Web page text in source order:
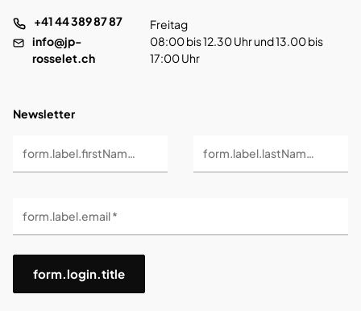
+41 44 389 87 87
info@jp-
rosselet.ch
Freitag
08:00 bis 12.30 Uhr und 13.00 bis
17:00 Uhr
Newsletter
form.label.firstName * form.label.lastName *
form.label.email *
form.login.title